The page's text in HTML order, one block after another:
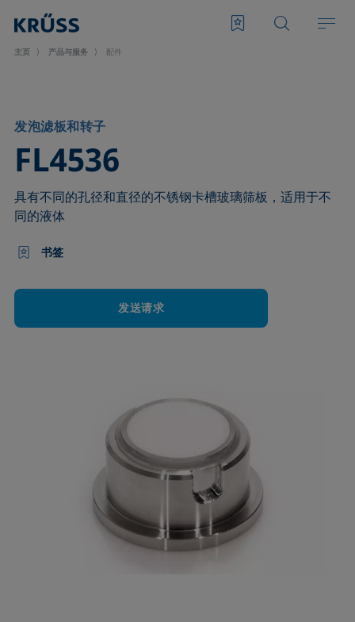
主页 产品与服务 配件
发泡滤板和转子
FL4536
–
具有不同的孔径和直径的不锈钢卡槽玻璃筛板，适用于不
同的液体
书签
发送请求